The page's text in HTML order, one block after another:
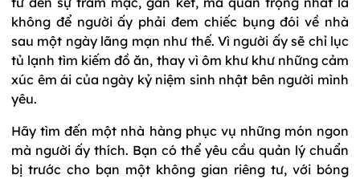
không để người ấy phải đem chiếc bụng đói về nhà
sau một ngày lãng mạn như thế. Vì người ấy sẽ chỉ lục
tủ lạnh tìm kiếm đồ ăn, thay vì ôm khư khư những cảm
xúc êm ái của ngày kỷ niệm sinh nhật bên người mình
yêu.
Hãy tìm đến một nhà hàng phục vụ những món ngon
mà người ấy thích. Bạn có thể yêu cầu quản lý chuẩn
bị trước cho bạn một không gian riêng tư, với bóng